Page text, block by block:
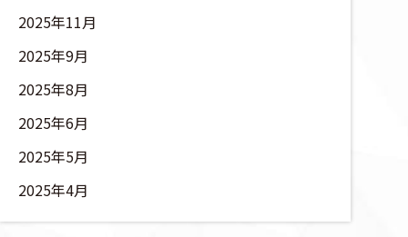
2025年11月
2025年9月
2025年8月
2025年6月
2025年5月
2025年4月